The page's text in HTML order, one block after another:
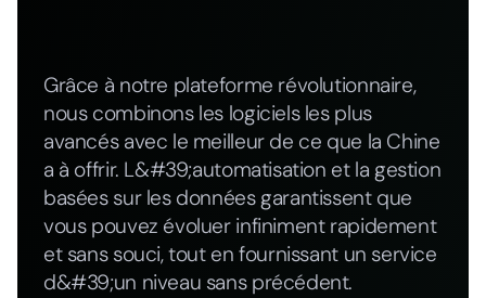
Grâce à notre plateforme révolutionnaire,
nous combinons les logiciels les plus
avancés avec le meilleur de ce que la Chine
a à offrir. L&#39;automatisation et la gestion
basées sur les données garantissent que
vous pouvez évoluer infiniment rapidement
et sans souci, tout en fournissant un service
d&#39;un niveau sans précédent.